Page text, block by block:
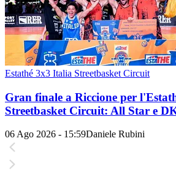
Estathé 3x3 Italia Streetbasket Circuit
Gran finale a Riccione per
Streetbasket Circuit: All Star e
06 Ago 2026 - 15:59Daniele Rubini